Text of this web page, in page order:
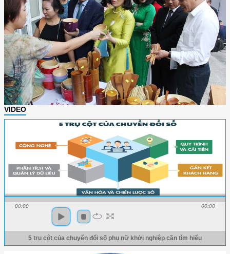
VIDEO
00:00 00:00
5 trụ cột của chuyển đổi số phụ nữ khởi nghiệp cần tìm hiểu